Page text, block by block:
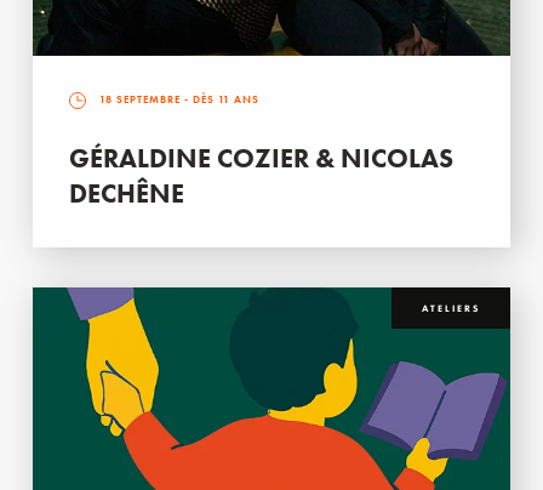
18 SEPTEMBRE - DÈS 11 ANS
GÉRALDINE COZIER & NICOLAS
DECHÊNE
ATELIERS